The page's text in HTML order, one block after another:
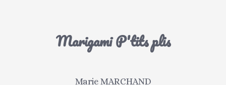
Marigami P'tits plis
Marie MARCHAND